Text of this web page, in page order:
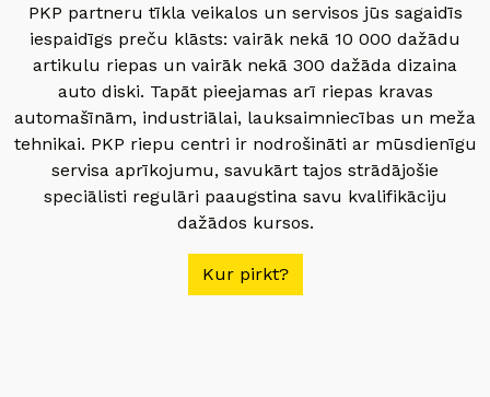
PKP partneru tīkla veikalos un servisos jūs sagaidīs
iespaidīgs preču klāsts: vairāk nekā 10 000 dažādu
artikulu riepas un vairāk nekā 300 dažāda dizaina
auto diski. Tapāt pieejamas arī riepas kravas
automašīnām, industriālai, lauksaimniecības un meža
tehnikai. PKP riepu centri ir nodrošināti ar mūsdienīgu
servisa aprīkojumu, savukārt tajos strādājošie
speciālisti regulāri paaugstina savu kvalifikāciju
dažādos kursos.
Kur pirkt?